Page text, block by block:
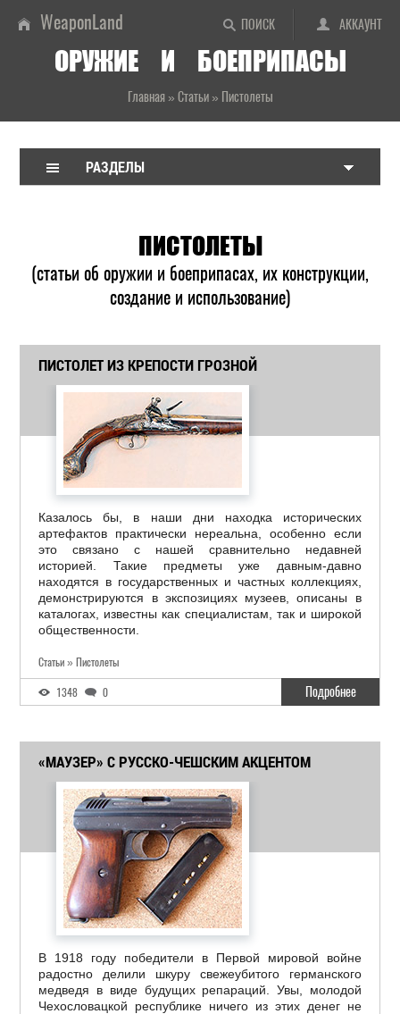
ПОИСК АККАУНТ
WeaponLand
ОРУЖИЕ И БОЕПРИПАСЫ
Главная» Статьи» Пистолеты
РАЗДЕЛЫ
ПИСТОЛЕТЫ
(статьи об оружии и боеприпасах, их конструкции,
создание и использование)
ПИСТОЛЕТ ИЗ КРЕПОСТИ ГРОЗНОЙ
Казалось бы, в наши дни находка исторических
артефактов практически нереальна, особенно если
это связано с нашей сравнительно недавней
историей. Такие предметы уже давным-давно
находятся в государственных и частных коллекциях,
демонстрируются в экспозициях музеев, описаны в
каталогах, известны как специалистам, так и широкой
общественности.
Статьи » Пистолеты
1348 0 Подробнее
«МАУЗЕР» С РУССКО-ЧЕШСКИМ АКЦЕНТОМ
В 1918 году победители в Первой мировой войне
радостно делили шкуру свежеубитого германского
медведя в виде будущих репараций. Увы, молодой
Чехословацкой республике ничего из этих денег не